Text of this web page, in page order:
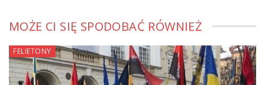
MOŻE CI SIĘ SPODOBAĆ RÓWNIEŻ
FELIETONY